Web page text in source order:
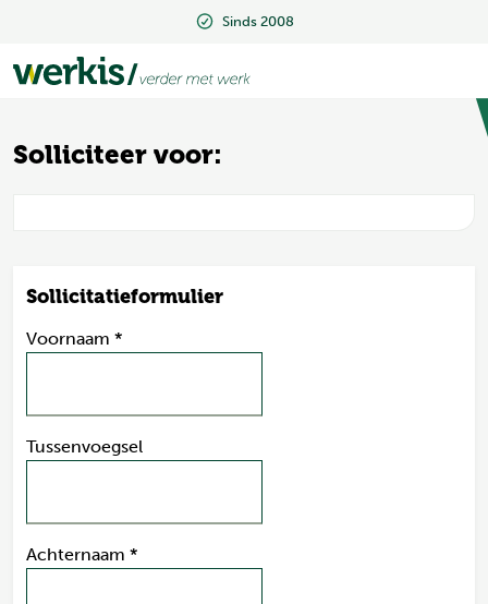
Sinds 2008
Sinds 2008
Solliciteer voor:
Sollicitatieformulier
Voornaam *
Tussenvoegsel
Achternaam *